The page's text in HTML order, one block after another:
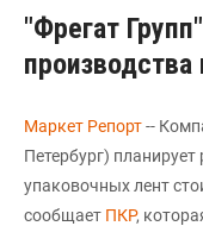
"Фрегат
Маркет Репорт--
Петербург)
упаковочных лент
сообщает ПКР,